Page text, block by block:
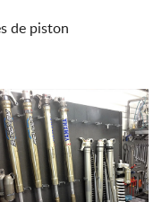
de piston